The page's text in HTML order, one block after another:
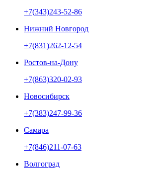
+7(343)243-52-86
Нижний Новгород
+7(831)262-12-54
Ростов-на-Дону
+7(863)320-02-93
Новосибирск
+7(383)247-99-36
Самара
+7(846)211-07-63
Волгоград